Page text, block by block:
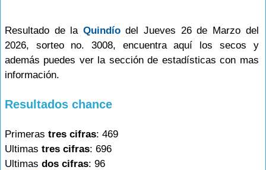
Resultado de la Quindíodel Jueves 26 de Marzo del
2026, sorteo no. 3008, encuentra aquí los secos y
además puedes ver la sección de estadísticas con mas
información.
Resultados chance
Primeras tres cifras: 469
Ultimas tres cifras: 696
Ultimas dos cifras: 96